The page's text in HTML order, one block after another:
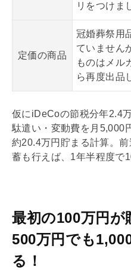
リをつけま
定価の商品
冠婚葬祭用
ていません
ものはメル
ら再度出品
仮に iDeCoの節税分年2.4
駄遣い・変動費を月5,000
約20.4万円貯まる計算。
蓄も行えば、1年半程度で
最初の100万円が
500万円でも
る！